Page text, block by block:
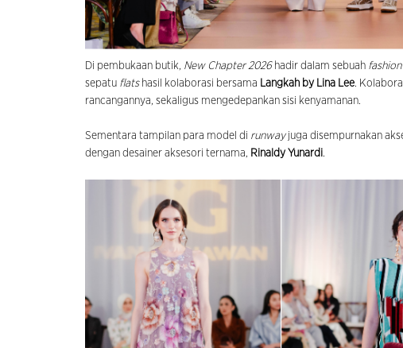
Di pembukaan butik, New Chapter 2026hadir dalam sebuah
sepatu flats hasil kolaborasi bersama Langkah by Lina Lee.
rancangannya, sekaligus mengedepankan sisi kenyamanan.
Sementara tampilan para model di runway juga disempurnakan
dengan desainer aksesori ternama, Rinaldy Yunardi.